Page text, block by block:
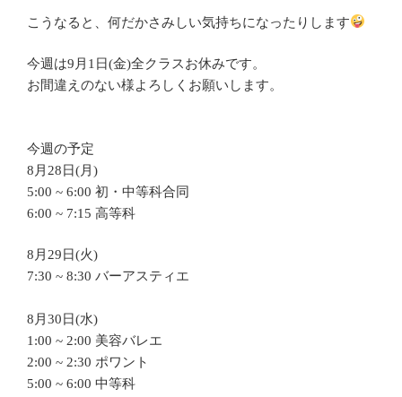
こうなると、何だかさみしい気持ちになったりします
今週は9月1日(金)全クラスお休みです。
お間違えのない様よろしくお願いします。
今週の予定
8月28日(月)
5:00 ~ 6:00 初・中等科合同
6:00 ~ 7:15 高等科
8月29日(火)
7:30 ~ 8:30 バーアスティエ
8月30日(水)
1:00 ~ 2:00 美容バレエ
2:00 ~ 2:30 ポワント
5:00 ~ 6:00 中等科